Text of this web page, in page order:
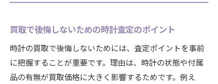
買取で後悔しないための時計査定のポイント
時計の買取で後悔しないためには、査定ポイントを事前
に把握することが重要です。理由は、時計の状態や付属
品の有無が買取価格に大きく影響するためです。例え